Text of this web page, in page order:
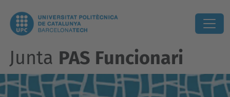
Junta PAS Funcionari